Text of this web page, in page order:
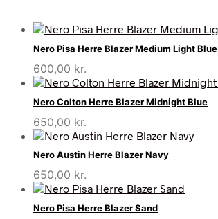
Nero Pisa Herre Blazer Medium Light Blue
600,00 kr.
Nero Colton Herre Blazer Midnight Blue
650,00 kr.
Nero Austin Herre Blazer Navy
650,00 kr.
Nero Pisa Herre Blazer Sand